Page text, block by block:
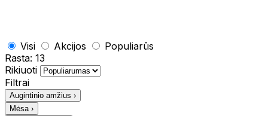
Visi Akcijos
Populiarūs
Rasta: 13
Rikiuoti
Filtrai
Augintinio amžius ›
Mėsa ›